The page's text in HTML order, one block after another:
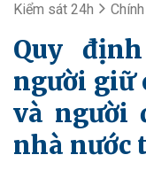
Kiểm sát 24h
Quy
người giữ
và người
nhà nước